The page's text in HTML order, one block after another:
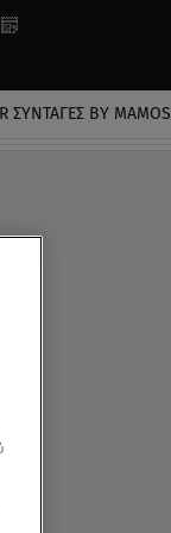
ΣΥΝΤΑΓΈΣ BY MAMOS